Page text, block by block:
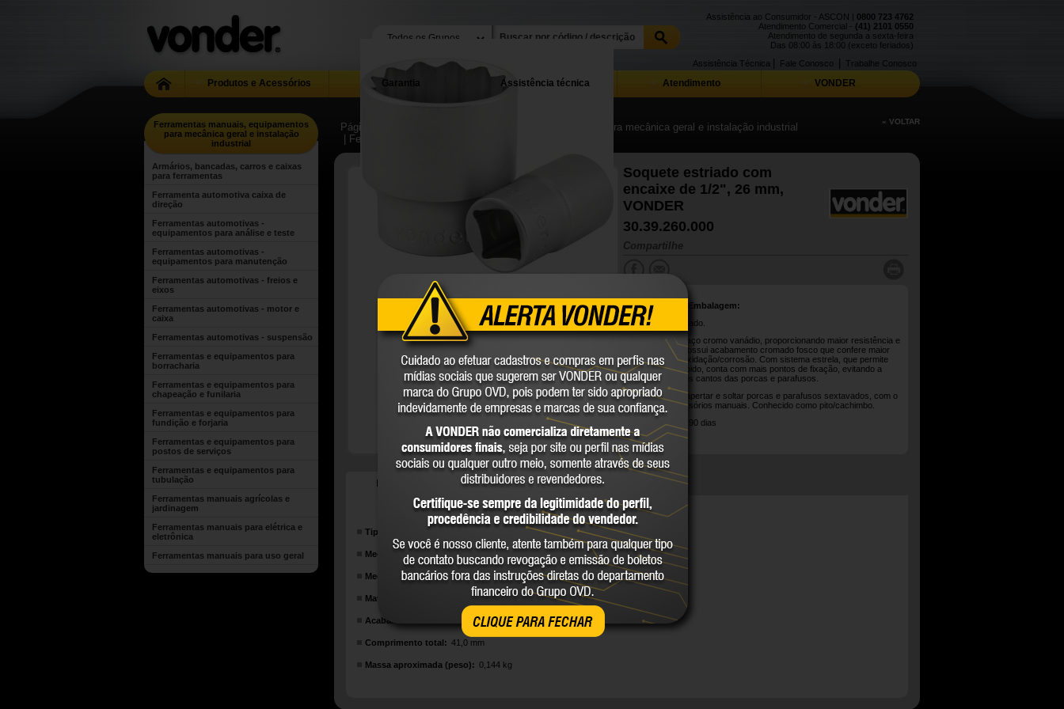
CLIQUE PARA FECHAR
Assistência ao Consumidor - ASCON | 0800 723 4762
Atendimento Comercial - (41) 2101 0550
Atendimento de segunda a sexta-feira
Das 08:00 às 18:00 (exceto feriados)
Trabalhe Conosco
Fale Conosco
Assistência Técnica
Produtos e Acessórios Garantia Assistência técnica Atendimento VONDER
Ferramentas manuais, equipamentos
para mecânica geral e instalação
industrial
Armários, bancadas, carros e caixas
para ferramentas
Ferramenta automotiva caixa de
direção
Ferramentas automotivas -
equipamentos para análise e teste
Ferramentas automotivas -
equipamentos para manutenção
Ferramentas automotivas - freios e
eixos
Ferramentas automotivas - motor e
caixa
Ferramentas automotivas - suspensão
Ferramentas e equipamentos para
borracharia
Ferramentas e equipamentos para
chapeação e funilaria
Ferramentas e equipamentos para
fundição e forjaria
Ferramentas e equipamentos para
postos de serviços
Ferramentas e equipamentos para
tubulação
Ferramentas manuais agrícolas e
jardinagem
Ferramentas manuais para elétrica e
eletrônica
Ferramentas manuais para uso geral
Página Inicial
| Ferramentas manuais, equipamentos para mecânica geral e instalação industrial
| Ferramentas manuais para uso geral
« VOLTAR
Soquete estriado com
encaixe de 1/2", 26 mm,
VONDER
30.39.260.000
Compartilhe
Conteúdo da Embalagem:
1 Soquete estriado.
Produzido em aço cromo vanádio, proporcionando maior resistência e
durabilidade. Possui acabamento cromado fosco que confere maior
resistência à oxidação/corrosão. Com sistema estrela, que permite
um encaixe rápido, conta com mais pontos de fixação, evitando a
deformação dos cantos das porcas e parafusos.
Indicado para apertar e soltar porcas e parafusos sextavados, com o
auxílio de acessórios manuais. Conhecido como pito/cachimbo.
Garantia legal: 90 dias
DETALHES TÉCNICOS
Tipo de soquete:
Medida do soquete: 26,0 mm
Medida do encaixe: 1/2"
Material: Aço cromo vanádio
Acabamento: Cromado fosco
Comprimento total: 41,0 mm
Massa aproximada (peso): 0,144 kg